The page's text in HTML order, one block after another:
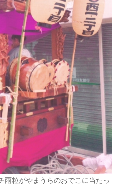
雨粒がやまうらのおでこに当たっ